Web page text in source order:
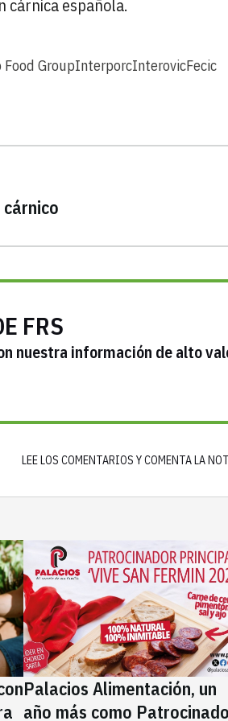
cárnica española.
GroupInterporcInterovicFecic
FRS
nuestra información de alto
LEE LOS COMENTARIOS Y COMENTA LA
Palacios Alimentación, un
año más como